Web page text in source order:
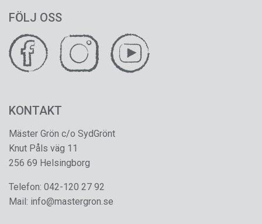
FÖLJ OSS
KONTAKT
Mäster Grön c/o SydGrönt
Knut Påls väg 11
256 69 Helsingborg
Telefon: 042-120 27 92
Mail: info@mastergron.se